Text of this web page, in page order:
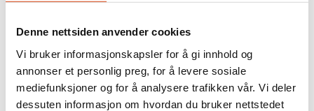
Denne nettsiden anvender cookies
Vi bruker informasjonskapsler for å gi innhold og
annonser et personlig preg, for å levere sosiale
mediefunksjoner og for å analysere trafikken vår. Vi deler
dessuten informasjon om hvordan du bruker nettstedet